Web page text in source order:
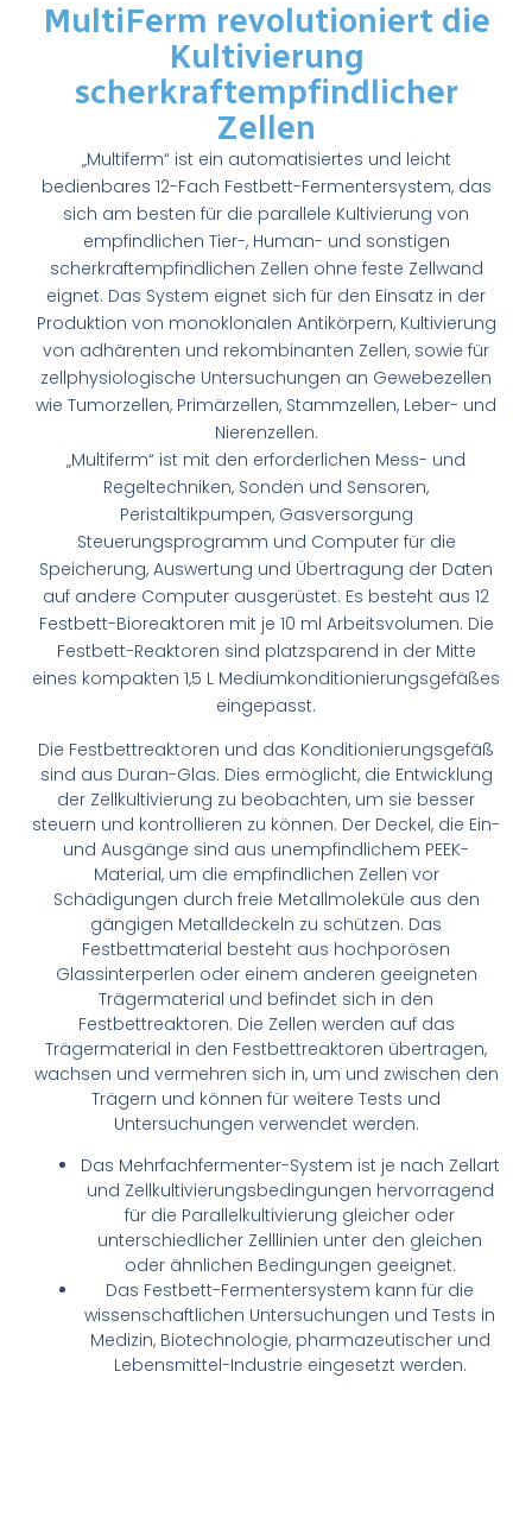
MultiFerm revolutioniert die
Kultivierung
scherkraftempfindlicher
Zellen
„Multiferm“ ist ein automatisiertes und leicht
bedienbares 12-Fach Festbett-Fermentersystem, das
sich am besten für die parallele Kultivierung von
empfindlichen Tier-, Human- und sonstigen
scherkraftempfindlichen Zellen ohne feste Zellwand
eignet. Das System eignet sich für den Einsatz in der
Produktion von monoklonalen Antikörpern, Kultivierung
von adhärenten und rekombinanten Zellen, sowie für
zellphysiologische Untersuchungen an Gewebezellen
wie Tumorzellen, Primärzellen, Stammzellen, Leber- und
Nierenzellen.
„Multiferm“ ist mit den erforderlichen Mess- und
Regeltechniken, Sonden und Sensoren,
Peristaltikpumpen, Gasversorgung
Steuerungsprogramm und Computer für die
Speicherung, Auswertung und Übertragung der Daten
auf andere Computer ausgerüstet. Es besteht aus 12
Festbett-Bioreaktoren mit je 10 ml Arbeitsvolumen. Die
Festbett-Reaktoren sind platzsparend in der Mitte
eines kompakten 1,5 L Mediumkonditionierungsgefäßes
eingepasst.
Die Festbettreaktoren und das Konditionierungsgefäß
sind aus Duran-Glas. Dies ermöglicht, die Entwicklung
der Zellkultivierung zu beobachten, um sie besser
steuern und kontrollieren zu können. Der Deckel, die Ein-
und Ausgänge sind aus unempfindlichem PEEK-
Material, um die empfindlichen Zellen vor
Schädigungen durch freie Metallmoleküle aus den
gängigen Metalldeckeln zu schützen. Das
Festbettmaterial besteht aus hochporösen
Glassinterperlen oder einem anderen geeigneten
Trägermaterial und befindet sich in den
Festbettreaktoren. Die Zellen werden auf das
Trägermaterial in den Festbettreaktoren übertragen,
wachsen und vermehren sich in, um und zwischen den
Trägern und können für weitere Tests und
Untersuchungen verwendet werden.
Das Mehrfachfermenter-System ist je nach Zellart
und Zellkultivierungsbedingungen hervorragend
für die Parallelkultivierung gleicher oder
unterschiedlicher Zelllinien unter den gleichen
oder ähnlichen Bedingungen geeignet.
Das Festbett-Fermentersystem kann für die
wissenschaftlichen Untersuchungen und Tests in
Medizin, Biotechnologie, pharmazeutischer und
Lebensmittel-Industrie eingesetzt werden.